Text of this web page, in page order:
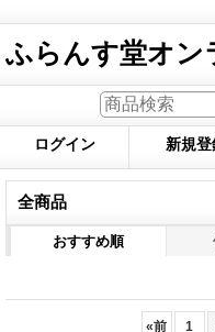
ふらんす堂オン
ログイン 新規
全商品
おすすめ順
«前 1